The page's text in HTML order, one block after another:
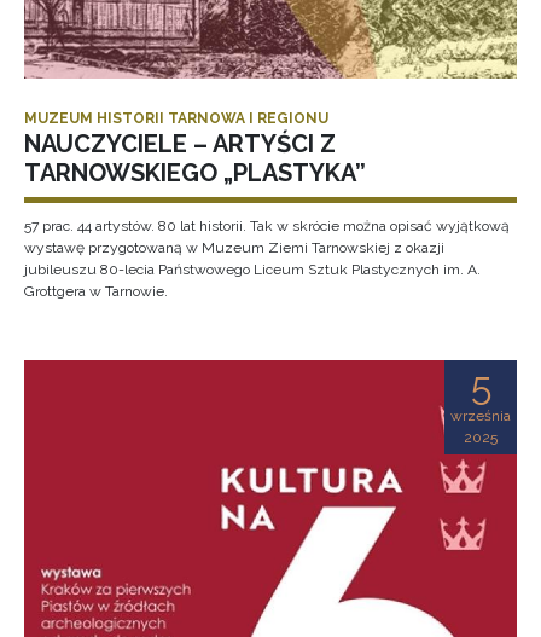
MUZEUM HISTORII TARNOWA I REGIONU
NAUCZYCIELE – ARTYŚCI Z
TARNOWSKIEGO „PLASTYKA”
57 prac. 44 artystów. 80 lat historii. Tak w skrócie można opisać wyjątkową
wystawę przygotowaną w Muzeum Ziemi Tarnowskiej z okazji
jubileuszu 80-lecia Państwowego Liceum Sztuk Plastycznych im. A.
Grottgera w Tarnowie.
5
września
2025